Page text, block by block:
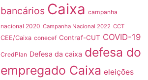
bancários Caixa campanha
nacional 2020 Campanha Nacional 2022 CCT
CEE/Caixa conecef Contraf-CUT COVID-19
CredPlan Defesa da caixa defesa do
empregado Caixa eleições